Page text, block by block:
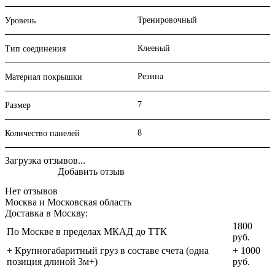
Уровень Тренировочный
Тип соединения Клееный
Материал покрышки Резина
Размер 7
Количество панелей 8
Загрузка отзывов...
Нет отзывов
Добавить отзыв
Москва и Московская область
Доставка в Москву:
По Москве в пределах МКАД до ТТК
1800
руб.
+ Крупногабаритный груз в составе счета (одна
позиция длиной 3м+)
+ 1000
руб.